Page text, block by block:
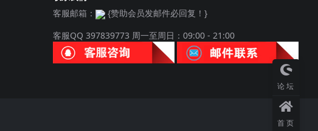
客服邮箱：
{赞助会员发邮件必回复！}
客服QQ 397839773 周一至周日：09:00 - 21:00
论坛
首页